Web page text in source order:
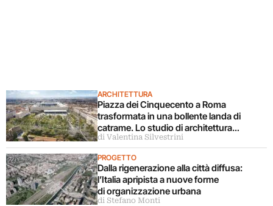
ARCHITETTURA
Piazza dei Cinquecento a Roma
trasformata in una bollente landa di
catrame. Lo studio di architettura
disconosce il progetto
di Valentina Silvestrini
PROGETTO
Dalla rigenerazione alla città diffusa:
l’Italia apripista a nuove forme
di organizzazione urbana
di Stefano Monti